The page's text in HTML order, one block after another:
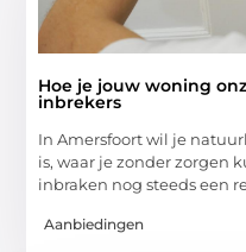
Hoe je jouw woning
inbrekers
In Amersfoort wil je
is, waar je zonder zorgen
inbraken nog steeds een
Aanbiedingen